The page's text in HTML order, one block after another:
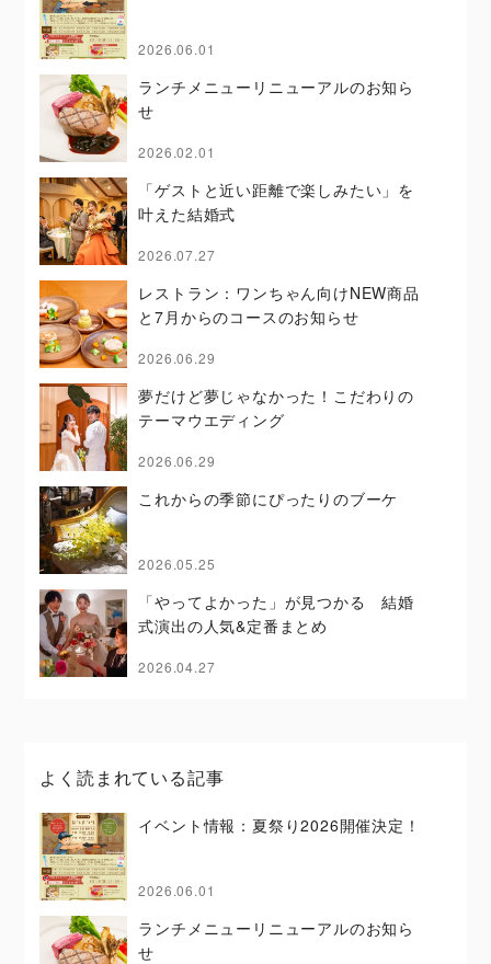
2026.06.01
ランチメニューリニューアルのお知ら
せ
2026.02.01
「ゲストと近い距離で楽しみたい」を
叶えた結婚式
2026.07.27
レストラン：ワンちゃん向けNEW商品
と7月からのコースのお知らせ
2026.06.29
夢だけど夢じゃなかった！こだわりの
テーマウエディング
2026.06.29
これからの季節にぴったりのブーケ
2026.05.25
「やってよかった」が見つかる 結婚
式演出の人気&定番まとめ
2026.04.27
よく読まれている記事
イベント情報：夏祭り2026開催決定！
2026.06.01
ランチメニューリニューアルのお知ら
せ